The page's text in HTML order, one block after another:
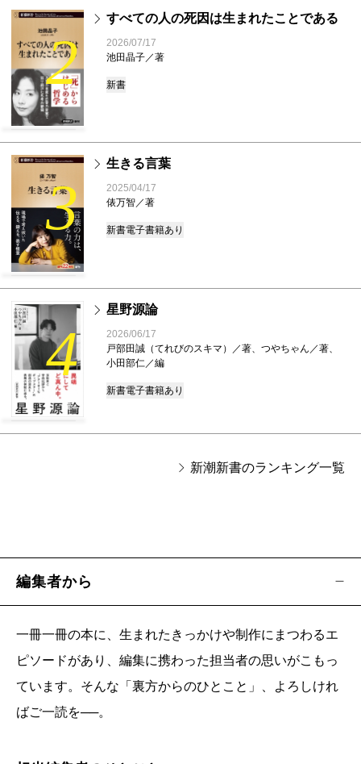
2
すべての人の死因は生まれたことである
2026/07/17
池田晶子／著
新書
3
生きる言葉
2025/04/17
俵万智／著
新書電子書籍あり
4
星野源論
2026/06/17
戸部田誠（てれびのスキマ）／著、つやちゃん／著、
小田部仁／編
新書電子書籍あり
新潮新書のランキング一覧
編集者から
一冊一冊の本に、生まれたきっかけや制作にまつわるエ
ピソードがあり、編集に携わった担当者の思いがこもっ
ています。そんな「裏方からのひとこと」、よろしけれ
ばご一読を──。